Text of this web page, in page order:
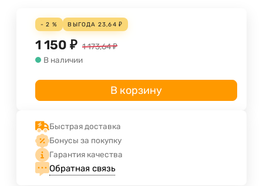
- 2 % ВЫГОДА 23,64 ₽
1 150 ₽ 1 173,64₽
В наличии
В корзину
Быстрая доставка
Бонусы за покупку
Гарантия качества
Обратная связь